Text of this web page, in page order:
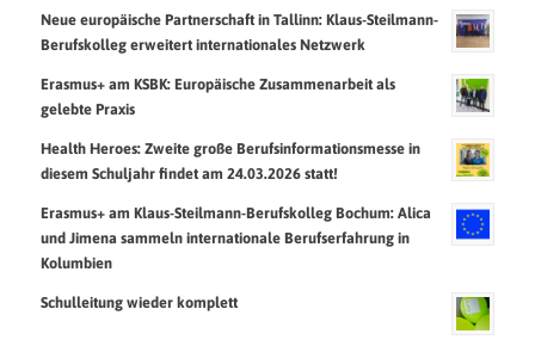
Neue europäische Partnerschaft in Tallinn: Klaus-Steilmann-
Berufskolleg erweitert internationales Netzwerk
Erasmus+ am KSBK: Europäische Zusammenarbeit als
gelebte Praxis
Health Heroes: Zweite große Berufsinformationsmesse in
diesem Schuljahr findet am 24.03.2026 statt!
Erasmus+ am Klaus-Steilmann-Berufskolleg Bochum: Alica
und Jimena sammeln internationale Berufserfahrung in
Kolumbien
Schulleitung wieder komplett